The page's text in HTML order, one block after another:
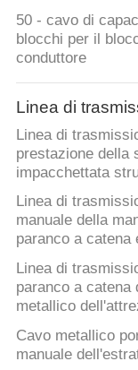
50 - cavo di
blocchi per il
conduttore
Linea di
Linea di
prestazione della
impacchettata
Linea di
manuale della
paranco a catena
Linea di
paranco a catena
metallico
Cavo metallico
manuale